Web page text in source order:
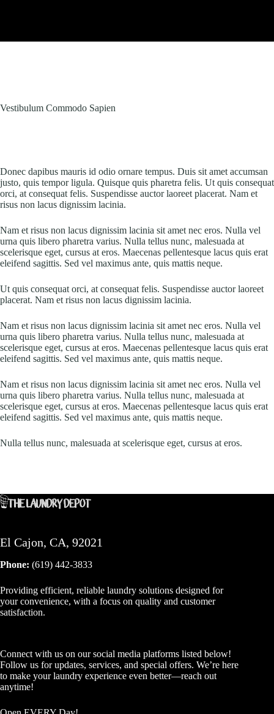
Vestibulum Commodo Sapien
Donec dapibus mauris id odio ornare tempus. Duis sit amet accumsan
justo, quis tempor ligula. Quisque quis pharetra felis. Ut quis consequat
orci, at consequat felis. Suspendisse auctor laoreet placerat. Nam et
risus non lacus dignissim lacinia.
Nam et risus non lacus dignissim lacinia sit amet nec eros. Nulla vel
urna quis libero pharetra varius. Nulla tellus nunc, malesuada at
scelerisque eget, cursus at eros. Maecenas pellentesque lacus quis erat
eleifend sagittis. Sed vel maximus ante, quis mattis neque.
Ut quis consequat orci, at consequat felis. Suspendisse auctor laoreet
placerat. Nam et risus non lacus dignissim lacinia.
Nam et risus non lacus dignissim lacinia sit amet nec eros. Nulla vel
urna quis libero pharetra varius. Nulla tellus nunc, malesuada at
scelerisque eget, cursus at eros. Maecenas pellentesque lacus quis erat
eleifend sagittis. Sed vel maximus ante, quis mattis neque.
Nam et risus non lacus dignissim lacinia sit amet nec eros. Nulla vel
urna quis libero pharetra varius. Nulla tellus nunc, malesuada at
scelerisque eget, cursus at eros. Maecenas pellentesque lacus quis erat
eleifend sagittis. Sed vel maximus ante, quis mattis neque.
Nulla tellus nunc, malesuada at scelerisque eget, cursus at eros.
El Cajon, CA, 92021
Phone: (619) 442-3833
Providing efficient, reliable laundry solutions designed for
your convenience, with a focus on quality and customer
satisfaction.
Connect with us on our social media platforms listed below!
Follow us for updates, services, and special offers. We’re here
to make your laundry experience even better—reach out
anytime!